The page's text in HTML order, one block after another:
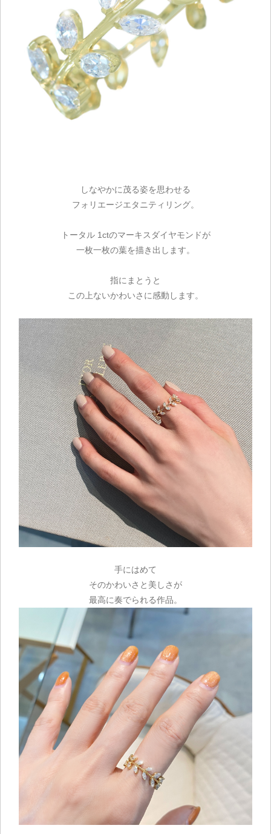
しなやかに茂る姿を思わせる
フォリエージエタニティリング。
トータル 1ctのマーキスダイヤモンドが
一枚一枚の葉を描き出します。
指にまとうと
この上ないかわいさに感動します。
手にはめて
そのかわいさと美しさが
最高に奏でられる作品。